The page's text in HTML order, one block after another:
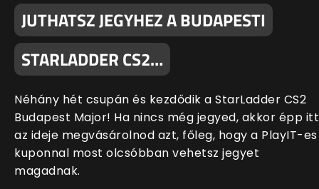
JUTHATSZ JEGYHEZ A BUDAPESTI
STARLADDER CS2…
Néhány hét csupán és kezdődik a StarLadder CS2
Budapest Major! Ha nincs még jegyed, akkor épp itt
az ideje megvásárolnod azt, főleg, hogy a PlayIT-es
kuponnal most olcsóbban vehetsz jegyet
magadnak.